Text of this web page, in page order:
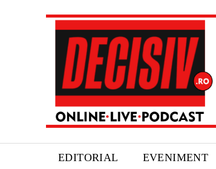
EDITORIAL EVENIMENT